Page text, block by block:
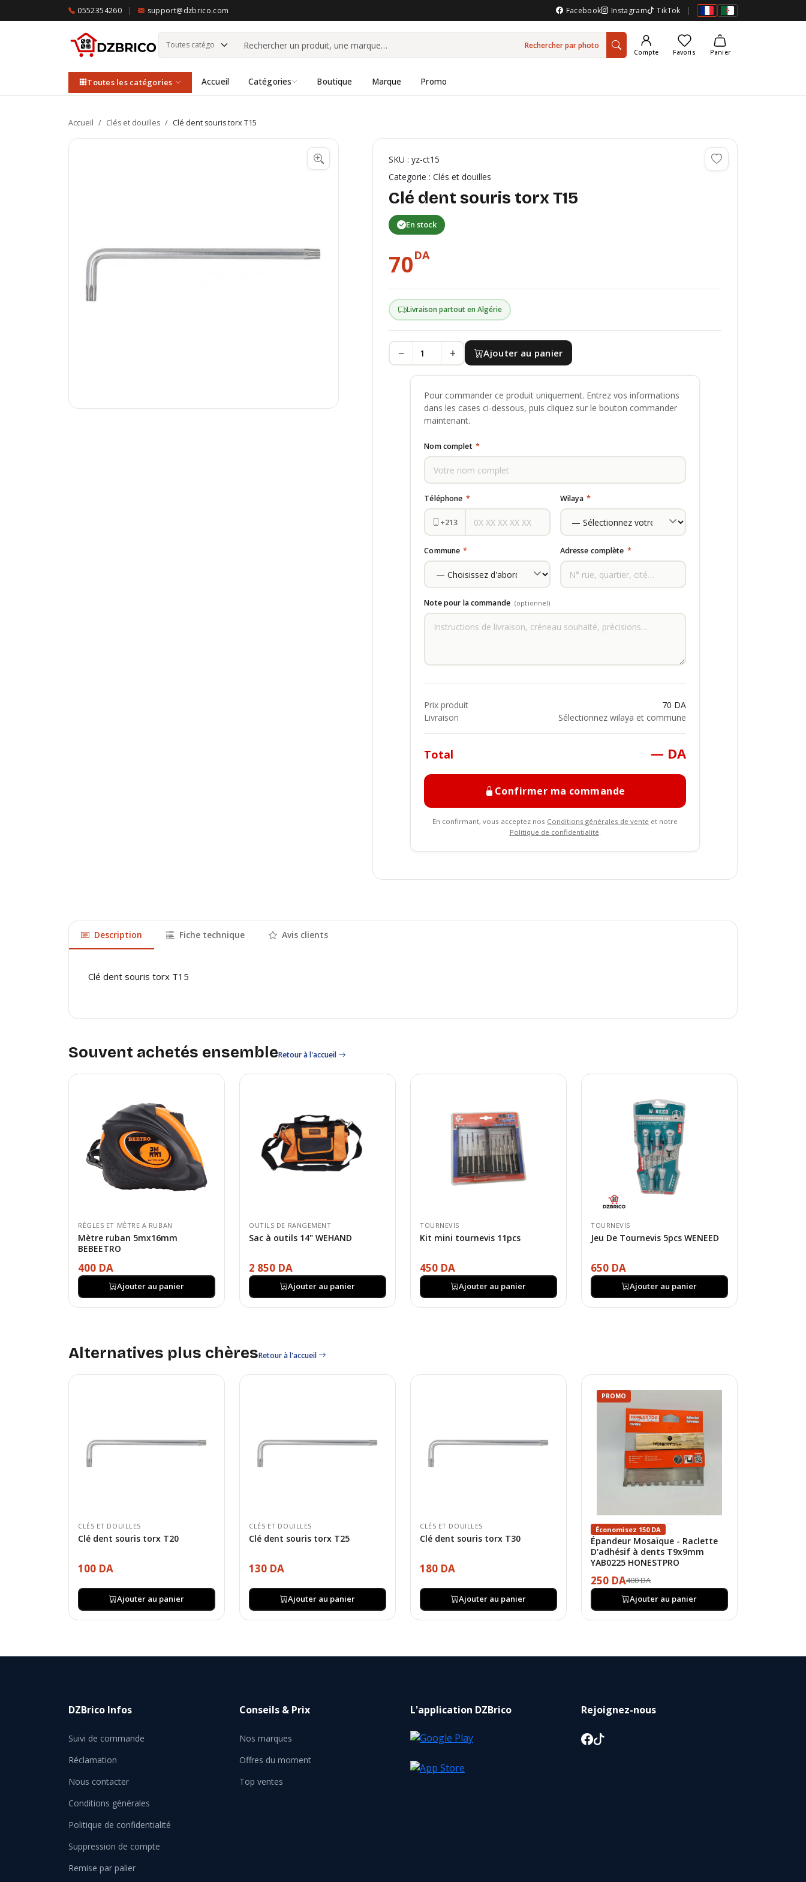
0552354260 | support@dzbrico.com Facebook Instagram TikTok |
Rechercher par photo
Compte Favoris Panier
Toutes les catégories Accueil Catégories Boutique Marque Promo
Accueil / Clés et douilles / Clé dent souris torx T15
SKU : yz-ct15
Categorie : Clés et douilles
Clé dent souris torx T15
En stock
70DA
Livraison partout en Algérie
− + Ajouter au panier
Pour commander ce produit uniquement. Entrez vos informations
dans les cases ci-dessous, puis cliquez sur le bouton commander
maintenant.
Nom complet *
Téléphone *
+213
Wilaya *
Commune * Adresse complète *
Note pour la commande (optionnel)
Prix produit
70 DA
Livraison
Sélectionnez wilaya et commune
Total — DA
Confirmer ma commande
En confirmant, vous acceptez nos Conditions générales de vente et notre
Politique de confidentialité.
Description Fiche technique Avis clients
Clé dent souris torx T15
Souvent achetés ensembleRetour à l'accueil
RÈGLES ET MÈTRE A RUBAN
Mètre ruban 5mx16mm
BEBEETRO
400 DA
Ajouter au panier
OUTILS DE RANGEMENT
Sac à outils 14" WEHAND
2 850 DA
Ajouter au panier
TOURNEVIS
Kit mini tournevis 11pcs
450 DA
Ajouter au panier
TOURNEVIS
Jeu De Tournevis 5pcs WENEED
650 DA
Ajouter au panier
Alternatives plus chèresRetour à l'accueil
CLÉS ET DOUILLES
Clé dent souris torx T20
100 DA
Ajouter au panier
CLÉS ET DOUILLES
Clé dent souris torx T25
130 DA
Ajouter au panier
CLÉS ET DOUILLES
Clé dent souris torx T30
180 DA
Ajouter au panier
PROMO
Économisez 150 DA
Épandeur Mosaïque - Raclette
D'adhésif à dents T9x9mm
YAB0225 HONESTPRO
250 DA400 DA
Ajouter au panier
DZBrico Infos
Suivi de commande
Réclamation
Nous contacter
Conditions générales
Politique de confidentialité
Suppression de compte
Remise par palier
Conseils & Prix
Nos marques
Offres du moment
Top ventes
L'application DZBrico Rejoignez-nous